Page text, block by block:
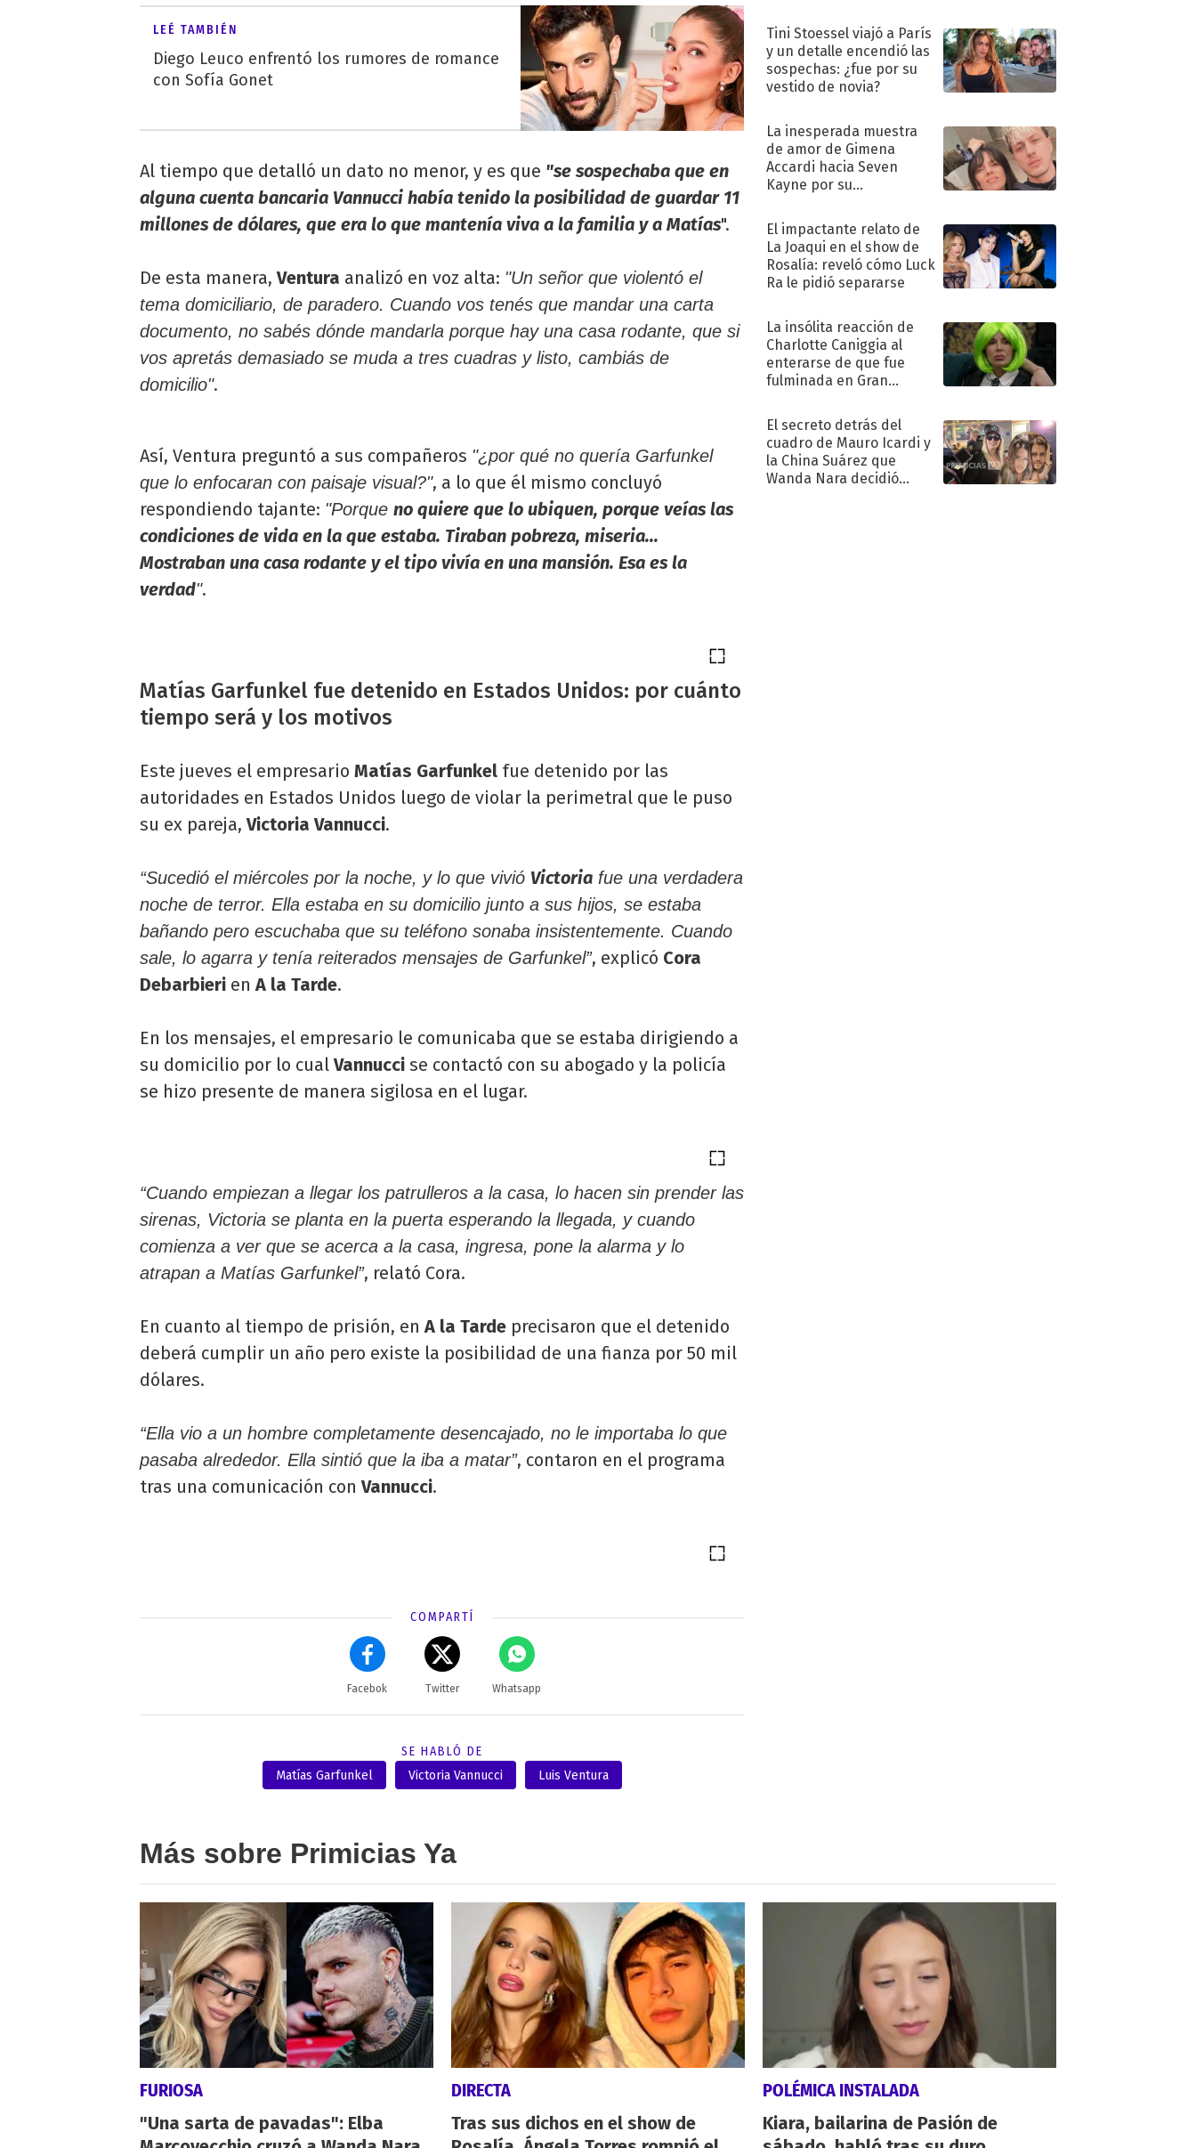
LEÉ TAMBIÉN
Diego Leuco enfrentó los rumores de romance
con Sofía Gonet
Al tiempo que detalló un dato no menor, y es que "se sospechaba que en
alguna cuenta bancaria Vannucci había tenido la posibilidad de guardar 11
millones de dólares, que era lo que mantenía viva a la familia y a Matías".
De esta manera,Ventura analizó en voz alta: "Un señor que violentó el
tema domiciliario, de paradero. Cuando vos tenés que mandar una carta
documento, no sabés dónde mandarla porque hay una casa rodante, que si
vos apretás demasiado se muda a tres cuadras y listo, cambiás de
domicilio".
Así, Ventura preguntó a sus compañeros "¿por qué no quería Garfunkel
que lo enfocaran con paisaje visual?", a lo que él mismo concluyó
respondiendo tajante: "Porque no quiere que lo ubiquen, porque veías las
condiciones de vida en la que estaba. Tiraban pobreza, miseria...
Mostraban una casa rodante y el tipo vivía en una mansión. Esa es la
verdad".
Matías Garfunkel fue detenido en Estados Unidos: por cuánto
tiempo será y los motivos
Este jueves el empresario Matías Garfunkel fue detenido por las
autoridades en Estados Unidos luego de violar la perimetral que le puso
su ex pareja,Victoria Vannucci.
“Sucedió el miércoles por la noche, y lo que vivió Victoria fue una verdadera
noche de terror. Ella estaba en su domicilio junto a sus hijos, se estaba
bañando pero escuchaba que su teléfono sonaba insistentemente. Cuando
sale, lo agarra y tenía reiterados mensajes de Garfunkel”, explicó Cora
Debarbieri enA la Tarde.
En los mensajes, el empresario le comunicaba que se estaba dirigiendo a
su domicilio por lo cualVannucci se contactó con su abogado y la policía
se hizo presente de manera sigilosa en el lugar.
“Cuando empiezan a llegar los patrulleros a la casa, lo hacen sin prender las
sirenas, Victoria se planta en la puerta esperando la llegada, y cuando
comienza a ver que se acerca a la casa, ingresa, pone la alarma y lo
atrapan a Matías Garfunkel”, relató Cora.
En cuanto al tiempo de prisión, enA la Tarde precisaron que el detenido
deberá cumplir un año pero existe la posibilidad de una fianza por 50 mil
dólares.
“Ella vio a un hombre completamente desencajado, no le importaba lo que
pasaba alrededor. Ella sintió que la iba a matar”, contaron en el programa
tras una comunicación con Vannucci.
COMPARTÍ
Facebok Twitter Whatsapp
SE HABLÓ DE
Matías Garfunkel
Victoria Vannucci Luis Ventura
Tini Stoessel viajó a París
y un detalle encendió las
sospechas: ¿fue por su
vestido de novia?
La inesperada muestra
de amor de Gimena
Accardi hacia Seven
Kayne por su
El impactante relato de
La Joaqui en el show de
Rosalía: reveló cómo Luck
Ra le pidió separarse
La insólita reacción de
Charlotte Caniggia al
enterarse de que fue
fulminada en Gran
El secreto detrás del
cuadro de Mauro Icardi y
la China Suárez que
Wanda Nara decidió
Más sobre Primicias Ya
FURIOSA
"Una sarta de pavadas": Elba
DIRECTA
Tras sus dichos en el show de
POLÉMICA INSTALADA
Kiara, bailarina de Pasión de